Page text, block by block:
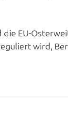
die EU-
wird,